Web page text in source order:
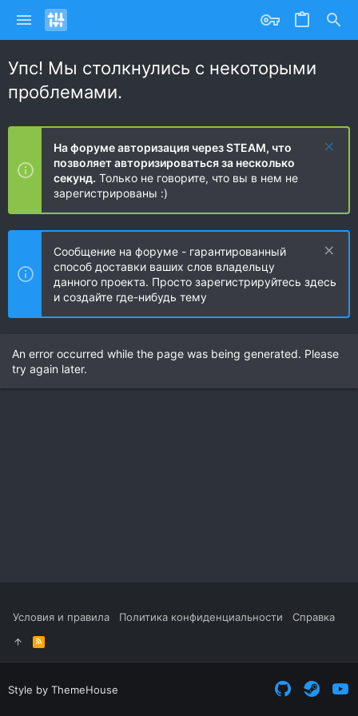
Упс! Мы столкнулись с некоторыми
проблемами.
На форуме авторизация через STEAM, что
позволяет авторизироваться за несколько
секунд. Только не говорите, что вы в нем не
зарегистрированы :)
Сообщение на форуме - гарантированный
способ доставки ваших слов владельцу
данного проекта. Просто зарегистрируйтесь здесь
и создайте где-нибудь тему
An error occurred while the page was being generated. Please
try again later.
Условия и правила Политика конфиденциальности Справка
R
S
S
Style by ThemeHouse